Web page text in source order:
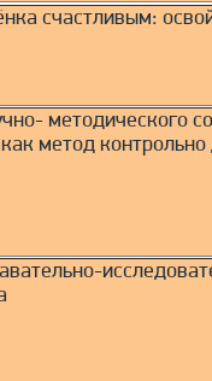
счастливым:
методического
метод